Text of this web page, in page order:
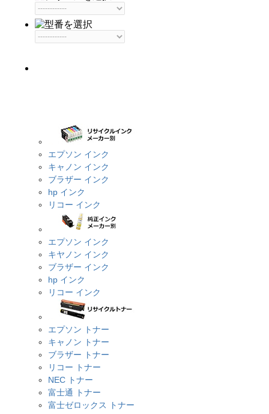
エプソン インク
キャノン インク
ブラザー インク
hp インク
リコー インク
エプソン インク
キヤノン インク
ブラザー インク
hp インク
リコー インク
エプソン トナー
キャノン トナー
ブラザー トナー
リコー トナー
NEC トナー
富士通 トナー
富士ゼロックス トナー